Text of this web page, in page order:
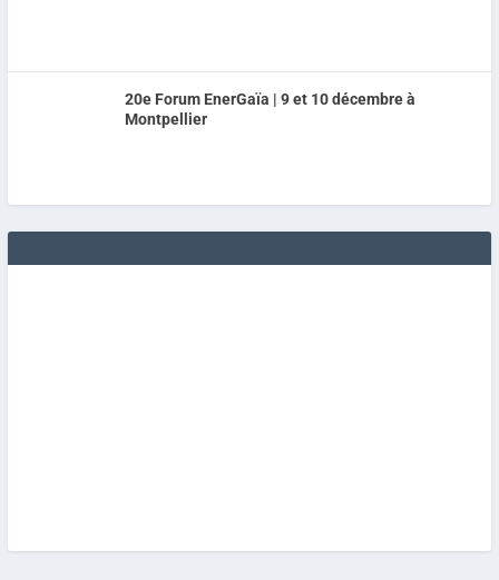
20e Forum EnerGaïa | 9 et 10 décembre à
Montpellier